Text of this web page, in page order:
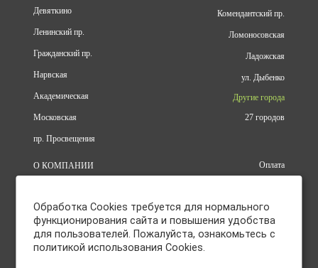
Девяткино
Ленинский пр.
Гражданский пр.
Нарвская
Академическая
Московская
пр. Просвещения
Комендантский пр.
Ломоносовская
Ладожская
ул. Дыбенко
Другие города
27 городов
О КОМПАНИИ
БРЕНДЫ
АКЦИИ
КУПИТЬ ОПТОМ
Оплата
Доставка
Политика использования файлов
cookie
Согласие на обработку
Обработка Cookies требуется для нормального
функционирования сайта и повышения удобства
для пользователей. Пожалуйста, ознакомьтесь с
политикой использования Cookies.